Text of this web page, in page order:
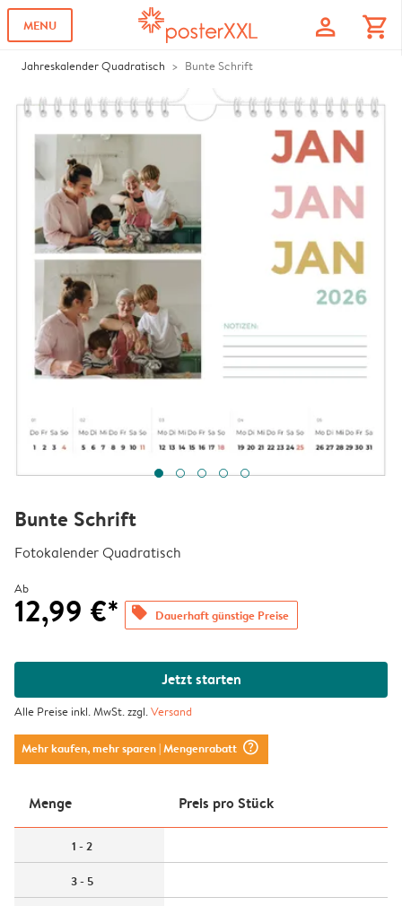
MENU profile shopping_cart
Jahreskalender Quadratisch Bunte Schrift
Bunte Schrift
Fotokalender Quadratisch
Ab
12,99 €* offers Dauerhaft günstige Preise
Jetzt starten
Alle Preise inkl. MwSt. zzgl.Versand
Mehr kaufen, mehr sparen| Mengenrabatt question_mark_circle
Menge Preis pro Stück
1 - 2
3 - 5